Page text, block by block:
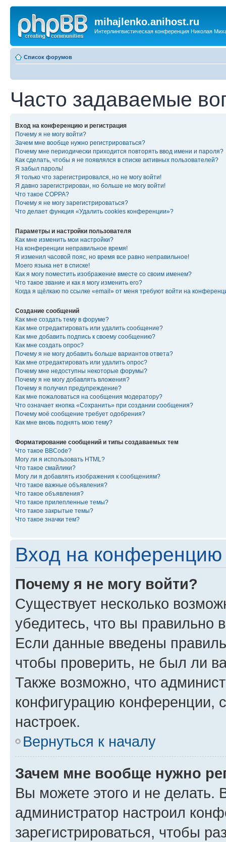
mihajlenko.anihost.ru
Интерлингвистическая конференция Николая
Список форумов
Часто задаваемые
Вход на конференцию и регистрация
Почему я не могу войти?
Зачем мне вообще нужно регистрироваться?
Почему мне периодически приходится повторять ввод имени и пароля?
Как сделать, чтобы я не появлялся в списке активных пользователей?
Я забыл пароль!
Я только что зарегистрировался, но не могу войти!
Я давно зарегистрирован, но больше не могу войти!
Что такое COPPA?
Почему я не могу зарегистрироваться?
Что делает функция «Удалить cookies конференции»?
Параметры и настройки пользователя
Как мне изменить мои настройки?
На конференции неправильное время!
Я изменил часовой пояс, но время все равно неправильное!
Моего языка нет в списке!
Как я могу поместить изображение вместе со своим именем?
Что такое звание и как я могу изменить его?
Когда я щёлкаю по ссылке «email» от меня требуют войти на
Создание сообщений
Как мне создать тему в форуме?
Как мне отредактировать или удалить сообщение?
Как мне добавить подпись к своему сообщению?
Как мне создать опрос?
Почему я не могу добавить больше вариантов ответа?
Как мне отредактировать или удалить опрос?
Почему мне недоступны некоторые форумы?
Почему я не могу добавлять вложения?
Почему я получил предупреждение?
Как мне пожаловаться на сообщения модератору?
Что означает кнопка «Сохранить» при создании сообщения?
Почему моё сообщение требует одобрения?
Как мне вновь поднять мою тему?
Форматирование сообщений и типы создаваемых тем
Что такое BBCode?
Могу ли я использовать HTML?
Что такое смайлики?
Могу ли я добавлять изображения к сообщениям?
Что такое важные объявления?
Что такое объявления?
Что такое прилепленные темы?
Что такое закрытые темы?
Что такое значки тем?
Вход на конференцию
Почему я не могу войти?
Существует несколько
убедитесь, что вы правильно
Если данные введены
чтобы проверить, не был ли
Также возможно, что
конфигурацию конференции,
настроек.
Вернуться к началу
Зачем мне вообще нужно
Вы можете этого и не делать.
администратор настроил
зарегистрироваться, чтобы